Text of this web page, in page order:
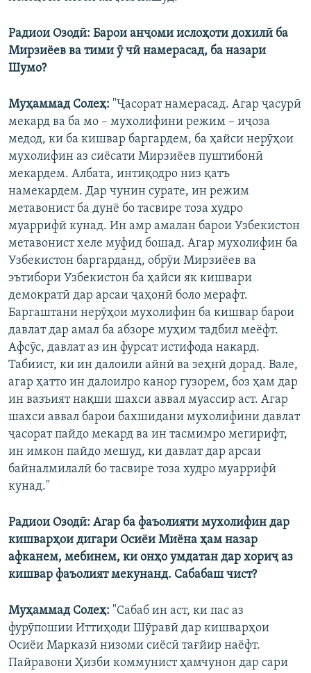
Радиои Озодӣ: Барои анҷоми ислоҳоти дохилӣ ба
Мирзиёев ва тими ӯ чӣ намерасад, ба назари
Шумо?
Муҳаммад Солеҳ: "Ҷасорат намерасад. Агар ҷасурӣ
мекард ва ба мо – мухолифини режим – иҷоза
медод, ки ба кишвар баргардем, ба ҳайси нерӯҳои
мухолифин аз сиёсати Мирзиёев пуштибонӣ
мекардем. Албата, интиқодро низ қатъ
намекардем. Дар чунин сурате, ин режим
метавонист ба дунё бо тасвире тоза худро
муаррифӣ кунад. Ин амр амалан барои Узбекистон
метавонист хеле муфид бошад. Агар мухолифин ба
Узбекистон баргарданд, обрӯи Мирзиёев ва
эътибори Узбекистон ба ҳайси як кишвари
демократӣ дар арсаи ҷаҳонӣ боло мерафт.
Баргаштани нерӯҳои мухолифин ба кишвар барои
давлат дар амал ба абзоре муҳим тадбил меёфт.
Афсӯс, давлат аз ин фурсат истифода накард.
Табиист, ки ин далоили айнӣ ва зеҳнӣ дорад. Вале,
агар ҳатто ин далоилро канор гузорем, боз ҳам дар
ин вазъият нақши шахси аввал муассир аст. Агар
шахси аввал барои бахшидани мухолифини давлат
ҷасорат пайдо мекард ва ин тасмимро мегирифт,
ин имкон пайдо мешуд, ки давлат дар арсаи
байналмилалӣ бо тасвире тоза худро муаррифӣ
кунад."
Радиои Озодӣ: Агар ба фаъолияти мухолифин дар
кишварҳои дигари Осиёи Миёна ҳам назар
афканем, мебинем, ки онҳо умдатан дар хориҷ аз
кишвар фаъолият мекунанд. Сабабаш чист?
Муҳаммад Солеҳ: "Сабаб ин аст, ки пас аз
фурӯпошии Иттиҳоди Шӯравӣ дар кишварҳои
Осиёи Марказӣ низоми сиёсӣ тағйир наёфт.
Пайравони Ҳизби коммунист ҳамчунон дар сари